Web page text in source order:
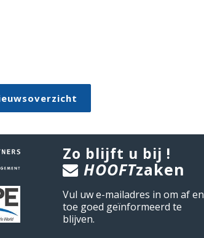
Zo blijft u bij !
HOOFTzaken
Vul uw e-mailadres in om af en
toe goed geïnformeerd te
blijven.